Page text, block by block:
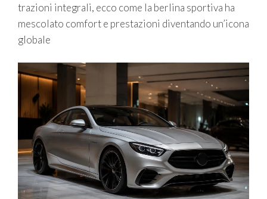
trazioni integrali, ecco come la berlina sportiva ha
mescolato comfort e prestazioni diventando un’icona
globale